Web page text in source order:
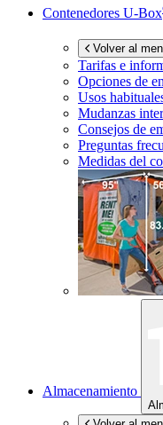
Contenedores U-Box
Volver al
Tarifas e
Opciones de
Usos
Mudanzas
Consejos de
Preguntas
Medidas del
Almacenamiento